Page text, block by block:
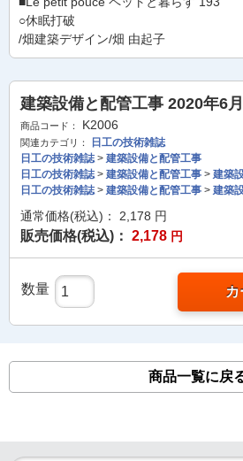
○休眠打破
/畑建築デザイン/畑 由起子
建築設備と配管工事 2020年6
商品コード： K2006
関連カテゴリ：
日工の技術雑誌
日工の技術雑誌> 建築設備と配管工事
日工の技術雑誌> 建築設備と配管工事 > 建築
日工の技術雑誌> 建築設備と配管工事 > 建築
通常価格(税込)： 2,178 円
販売価格(税込)： 2,178 円
数量 カ
商品一覧に戻